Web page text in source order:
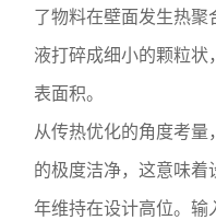
了物料在壁面发生热聚
液打碎成细小的颗粒状
表面积。
从传热优化的角度考
的极度洁净，这意味着
年维持在设计高位。输